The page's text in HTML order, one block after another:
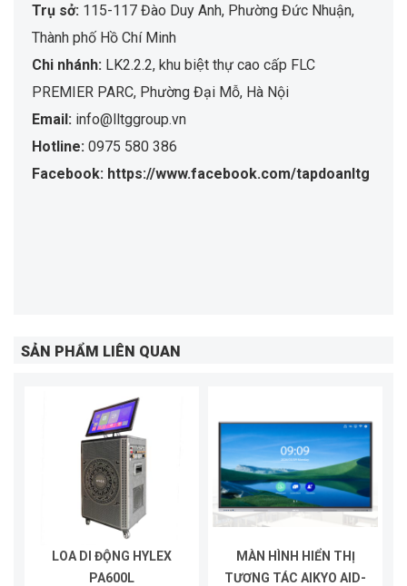
Trụ sở: 115-117 Đào Duy Anh, Phường Đức Nhuận,
Thành phố Hồ Chí Minh
Chi nhánh: LK2.2.2, khu biệt thự cao cấp FLC
PREMIER PARC, Phường Đại Mỗ, Hà Nội
Email: info@lltggroup.vn
Hotline: 0975 580 386
Facebook: https://www.facebook.com/tapdoanltg
SẢN PHẨM LIÊN QUAN
LOA DI ĐỘNG HYLEX
PA600L
MÀN HÌNH HIỂN THỊ
TƯƠNG TÁC AIKYO AID-